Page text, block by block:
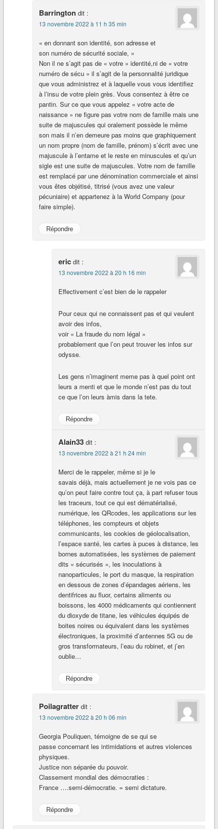
Barrington dit :
13 novembre 2022 à 11 h 35 min
« en donnant son identité, son adresse et
son numéro de sécurité sociale, »
Non il ne s’agit pas de « votre » identité,ni de « votre
numéro de sécu » il s’agit de la personnalité juridique
que vous administrez et à laquelle vous vous identifiez
à l’insu de votre plein grès. Vous consentez à être ce
pantin. Sur ce que vous appelez « votre acte de
naissance » ne figure pas votre nom de famille mais une
suite de majuscules qui oralement possède le même
son mais il n’en demeure pas moins que graphiquement
un nom propre (nom de famille, prénom) s’écrit avec une
majuscule à l’entame et le reste en minuscules et qu’un
sigle est une suite de majuscules. Votre nom de famille
est remplacé par une dénomination commerciale et ainsi
vous êtes objétisé, titrisé (vous avez une valeur
pécuniaire) et appartenez à la World Company (pour
faire simple).
Répondre
eric dit :
13 novembre 2022 à 20 h 16 min
Effectivement c’est bien de le rappeler
Pour ceux qui ne connaissent pas et qui veulent
avoir des infos,
voir « La fraude du nom légal »
probablement que l’on peut trouver les infos sur
odysse.
Les gens n’imaginent meme pas à quel point ont
leurs a menti et que le monde n’est pas du tout
ce que l’on leurs àmis dans la tete.
Répondre
Alain33 dit :
13 novembre 2022 à 21 h 24 min
Merci de le rappeler, même si je le
savais déjà, mais actuellement je ne vois pas ce
qu’on peut faire contre tout ça, à part refuser tous
les traceurs, tout ce qui est dématérialisé,
numérique, les QRcodes, les applications sur les
téléphones, les compteurs et objets
communicants, les cookies de géolocalisation,
l’espace santé, les cartes à puces à distance, les
bornes automatisées, les systèmes de paiement
dits « sécurisés », les inoculations à
nanoparticules, le port du masque, la respiration
en dessous de zones d’épandages aériens, les
dentifrices au fluor, certains aliments ou
boissons, les 4000 médicaments qui contiennent
du dioxyde de titane, les véhicules équipés de
boites noires ou équivalent dans les systèmes
électroniques, la proximité d’antennes 5G ou de
gros transformateurs, l’eau du robinet, et j’en
oublie…
Répondre
Poilagratter dit :
13 novembre 2022 à 20 h 06 min
Georgia Pouliquen, témoigne de se qui se
passe concernant les intimidations et autres violences
physiques.
Justice non séparée du pouvoir.
Classement mondial des démocraties :
France ….semi-démocratie. = semi dictature.
Répondre